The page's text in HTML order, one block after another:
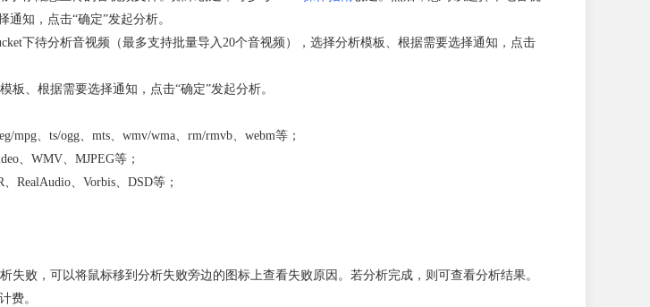
知，点击“确定”发起分析。
下待分析音视频（最多支持批量导入20个音视频），选择分析模板、根据需要选择通知，点击
、根据需要选择通知，点击“确定”发起分析。
mpg、ts/ogg、mts、wmv/wma、rm/rmvb、webm等；
、WMV、MJPEG等；
RealAudio、Vorbis、DSD等；
败，可以将鼠标移到分析失败旁边的图标上查看失败原因。若分析完成，则可查看分析结果。
费。